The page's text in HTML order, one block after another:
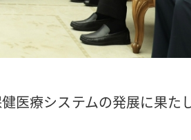
医療システムの発展に果た